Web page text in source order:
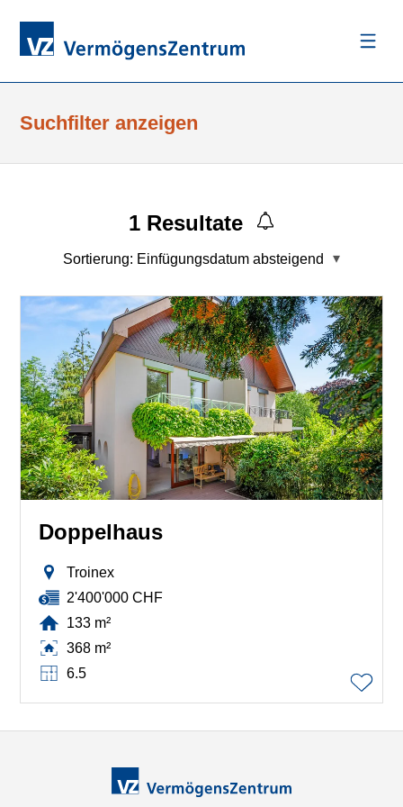
Suchfilter anzeigen
1 Resultate
Sortierung: Einfügungsdatum absteigend
Doppelhaus
Troinex
2'400'000 CHF
133 m²
368 m²
6.5